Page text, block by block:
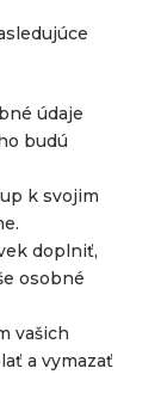
údaje
budú
k svojim
doplniť,
osobné
vašich
a vymazať